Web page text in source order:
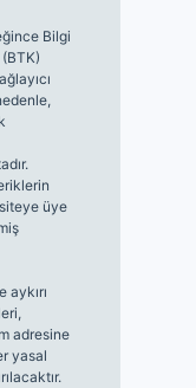
Bilgi
üye
adresine
yasal